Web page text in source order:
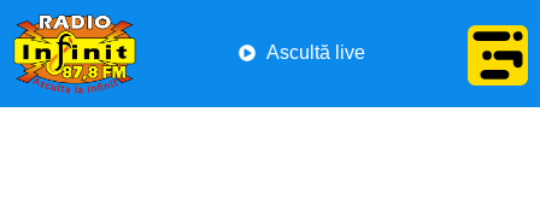
Ascultă live